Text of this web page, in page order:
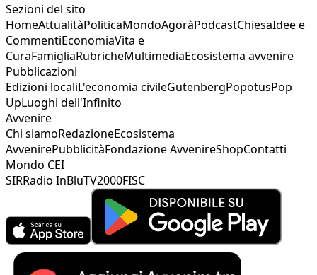
Sezioni del sito
HomeAttualitàPoliticaMondoAgoràPodcastChiesaIdee e
CommentiEconomiaVita e
CuraFamigliaRubricheMultimediaEcosistema avvenire
Pubblicazioni
Edizioni localiL'economia civileGutenbergPopotusPop
UpLuoghi dell'Infinito
Avvenire
Chi siamoRedazioneEcosistema
AvvenirePubblicitàFondazione AvvenireShopContatti
Mondo CEI
SIRRadio InBluTV2000FISC